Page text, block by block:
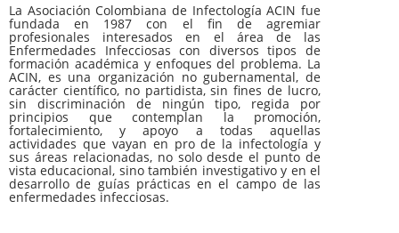
La Asociación Colombiana de Infectología ACIN fue
fundada en 1987 con el fin de agremiar
profesionales interesados en el área de las
Enfermedades Infecciosas con diversos tipos de
formación académica y enfoques del problema. La
ACIN, es una organización no gubernamental, de
carácter científico, no partidista, sin fines de lucro,
sin discriminación de ningún tipo, regida por
principios que contemplan la promoción,
fortalecimiento, y apoyo a todas aquellas
actividades que vayan en pro de la infectología y
sus áreas relacionadas, no solo desde el punto de
vista educacional, sino también investigativo y en el
desarrollo de guías prácticas en el campo de las
enfermedades infecciosas.